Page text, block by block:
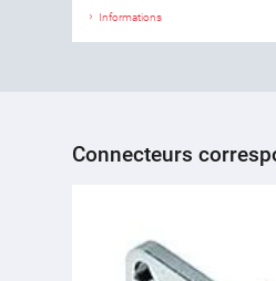
Informations
Connecteurs